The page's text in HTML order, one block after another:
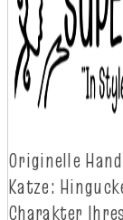
Originelle
Katze:
Charakter Ihres